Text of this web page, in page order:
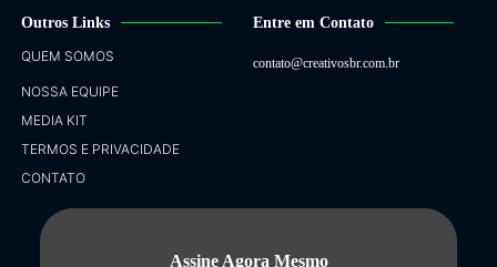
Outros Links
QUEM SOMOS
NOSSA EQUIPE
MEDIA KIT
TERMOS E PRIVACIDADE
CONTATO
Entre em Contato
contato@creativosbr.com.br
Assine Agora Mesmo